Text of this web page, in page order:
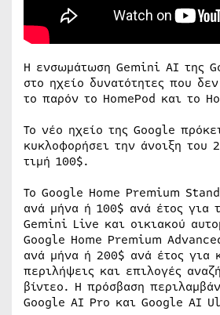
Η ενσωμάτωση Gemini AI της
στο ηχείο δυνατότητες που
το παρόν το HomePod και το
Το νέο ηχείο της Google
κυκλοφορήσει την άνοιξη του
τιμή 100$.
Το Google Home Premium
ανά μήνα ή 100$ ανά έτος για
Gemini Live και οικιακού
Google Home Premium
ανά μήνα ή 200$ ανά έτος για
περιλήψεις και επιλογές
βίντεο. Η πρόσβαση
Google AI Pro και Google AI